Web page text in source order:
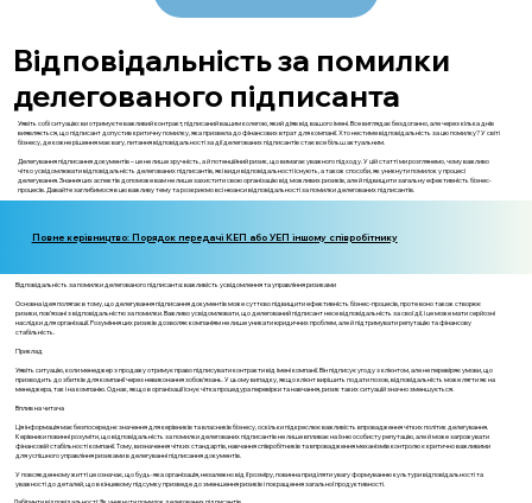
Відповідальність за помилки
делегованого підписанта
Уявіть собі ситуацію: ви отримуєте важливий контракт, підписаний вашим колегою, який діяв від вашого імені. Все виглядає бездоганно, але через кілька днів
виявляється, що підписант допустив критичну помилку, яка призвела до фінансових втрат для компанії. Хто нестиме відповідальність за цю помилку? У світі
бізнесу, де кожне рішення має вагу, питання відповідальності за дії делегованих підписантів стає все більш актуальним.
Делегування підписання документів – це не лише зручність, а й потенційний ризик, що вимагає уважного підходу. У цій статті ми розглянемо, чому важливо
чітко усвідомлювати відповідальність делегованих підписантів, які види відповідальності існують, а також способи, як уникнути помилок у процесі
делегування. Знання цих аспектів допоможе вам не лише захистити свою організацію від можливих ризиків, але й підвищити загальну ефективність бізнес-
процесів. Давайте заглибимося в цю важливу тему та розкриємо всі нюанси відповідальності за помилки делегованих підписантів.
Повне керівництво: Порядок передачі КЕП або УЕП іншому співробітнику
Відповідальність за помилки делегованого підписанта: важливість усвідомлення та управління ризиками
Основна ідея полягає в тому, що делегування підписання документів може суттєво підвищити ефективність бізнес-процесів, проте воно також створює
ризики, пов'язані з відповідальністю за помилки. Важливо усвідомлювати, що делегований підписант несе відповідальність за свої дії, і це може мати серйозні
наслідки для організації. Розуміння цих ризиків дозволяє компаніям не лише уникати юридичних проблем, але й підтримувати репутацію та фінансову
стабільність.
Приклад
Уявіть ситуацію, коли менеджер з продажу отримує право підписувати контракти від імені компанії. Він підписує угоду з клієнтом, але не перевіряє умови, що
призводить до збитків для компанії через невиконання зобов'язань. У цьому випадку, якщо клієнт вирішить подати позов, відповідальність може лягти як на
менеджера, так і на компанію. Однак, якщо в організації існує чітка процедура перевірки та навчання, ризик таких ситуацій значно зменшується.
Вплив на читача
Ця інформація має безпосереднє значення для керівників та власників бізнесу, оскільки підкреслює важливість впровадження чітких політик делегування.
Керівники повинні розуміти, що відповідальність за помилки делегованих підписантів не лише впливає на їхню особисту репутацію, але й може загрожувати
фінансовій стабільності компанії. Тому, визначення чітких стандартів, навчання співробітників та впровадження механізмів контролю є критично важливими
для успішного управління ризиками в делегуванні підписання документів.
У повсякденному житті це означає, що будь-яка організація, незалежно від її розміру, повинна приділяти увагу формуванню культури відповідальності та
уважності до деталей, що в кінцевому підсумку призведе до зменшення ризиків і покращення загальної продуктивності.